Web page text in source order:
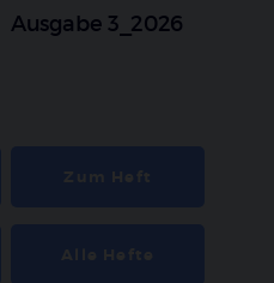
Ausgabe 3_2026